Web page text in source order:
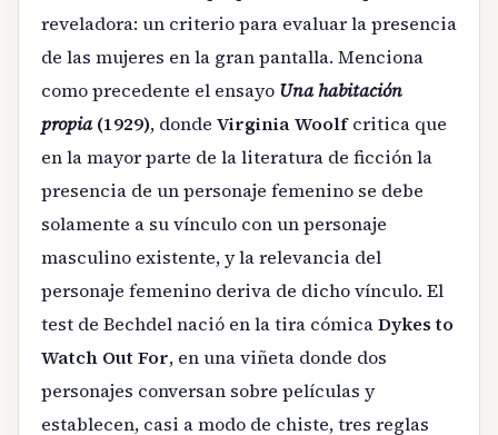
reveladora: un criterio para evaluar la presencia
de las mujeres en la gran pantalla. Menciona
como precedente​ el ensayo Una habitación
propia(1929), donde Virginia Woolfcritica que
en la mayor parte de la literatura de ficción la
presencia de un personaje femenino se debe
solamente a su vínculo con un personaje
masculino existente, y la relevancia del
personaje femenino deriva de dicho vínculo. El
test de Bechdel nació en la tira cómicaDykes to
Watch Out For, en una viñeta donde dos
personajes conversan sobre películas y
establecen, casi a modo de chiste, tres reglas